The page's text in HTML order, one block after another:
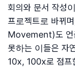
회의와 문서 작성
프로젝트로 바뀌
Movement)도 언
못하는 이들은 자
10x, 100x로 점프